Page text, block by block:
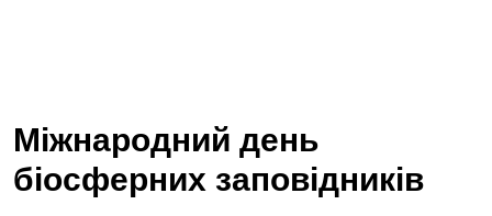
Міжнародний день
біосферних заповідників